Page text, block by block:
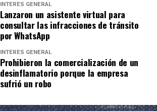
INTERÉS GENERAL
Lanzaron un asistente virtual para
consultar las infracciones de tránsito
por WhatsApp
INTERÉS GENERAL
Prohibieron la comercialización de un
desinflamatorio porque la empresa
sufrió un robo